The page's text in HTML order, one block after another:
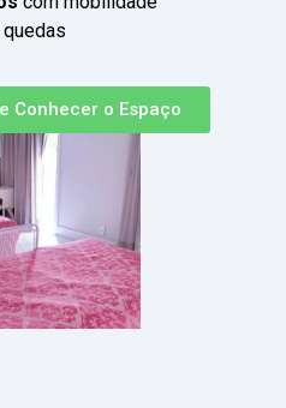
Conhecer o Espaço